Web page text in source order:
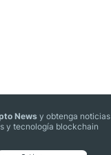
Newsy obtenga noticias
y tecnología blockchain